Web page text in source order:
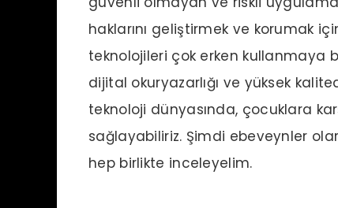
haklarını geliştirmek ve korumak
teknolojileri çok erken kullanmaya
dijital okuryazarlığı ve yüksek
teknoloji dünyasında, çocuklara
sağlayabiliriz. Şimdi ebeveynler
hep birlikte inceleyelim.